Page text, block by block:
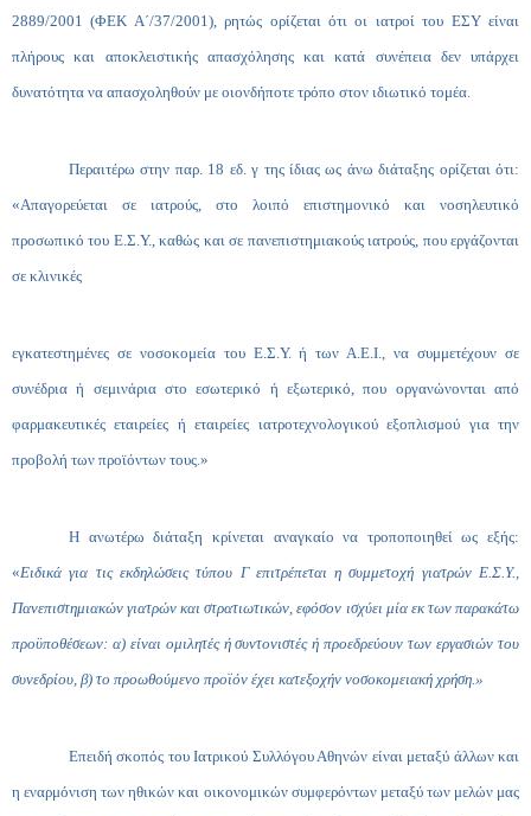
2889/2001 (ΦΕΚ Α΄/37/2001), ρητώς ορίζεται ότι οι ιατροί του ΕΣΥ είναι
πλήρους και αποκλειστικής απασχόλησης και κατά συνέπεια δεν υπάρχει
δυνατότητα να απασχοληθούν με οιονδήποτε τρόπο στον ιδιωτικό τομέα.
Περαιτέρω στην παρ. 18 εδ. γ της ίδιας ως άνω διάταξης ορίζεται ότι:
«Απαγορεύεται σε ιατρούς, στο λοιπό επιστημονικό και νοσηλευτικό
προσωπικό του Ε.Σ.Υ., καθώς και σε πανεπιστημιακούς ιατρούς, που εργάζονται
σε κλινικές
εγκατεστημένες σε νοσοκομεία του Ε.Σ.Υ. ή των Α.Ε.Ι., να συμμετέχουν σε
συνέδρια ή σεμινάρια στο εσωτερικό ή εξωτερικό, που οργανώνονται από
φαρμακευτικές εταιρείες ή εταιρείες ιατροτεχνολογικού εξοπλισμού για την
προβολή των προϊόντων τους.»
Η ανωτέρω διάταξη κρίνεται αναγκαίο να τροποποιηθεί ως εξής:
«Ειδικά για τις εκδηλώσεις τύπου Γ επιτρέπεται η συμμετοχή γιατρών Ε.Σ.Υ.,
Πανεπιστημιακών γιατρών και στρατιωτικών, εφόσον ισχύει μία εκ των παρακάτω
προϋποθέσεων: α) είναι ομιλητές ή συντονιστές ή προεδρεύουν των εργασιών του
συνεδρίου, β) το προωθούμενο προϊόν έχει κατεξοχήν νοσοκομειακή χρήση.»
Επειδή σκοπός του Ιατρικού Συλλόγου Αθηνών είναι μεταξύ άλλων και
η εναρμόνιση των ηθικών και οικονομικών συμφερόντων μεταξύ των μελών μας